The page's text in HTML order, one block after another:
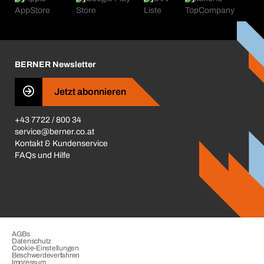
Kataloge & Broschüren
Presse
Business Conduct
BERNER Newsletter
Jetzt abonnieren
+43 7722 / 800 34
service@berner.co.at
Kontakt & Kundenservice
FAQs und Hilfe
AGBs
Datenschutz
Cookie-Einstellungen
Beschwerdeverfahren
Impressum